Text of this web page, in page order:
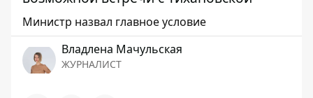
Министр назвал главное условие
Владлена Мачульская
ЖУРНАЛИСТ